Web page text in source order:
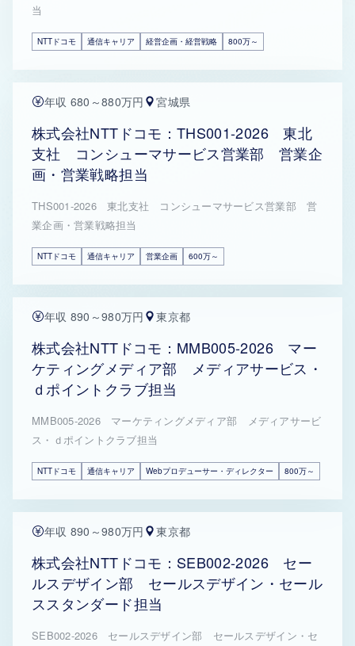
当
NTTドコモ 通信キャリア 経営企画・経営戦略 800万～
年収 680～880万円 宮城県
株式会社NTTドコモ：THS001-2026 東北
支社 コンシューマサービス営業部 営業企
画・営業戦略担当
THS001-2026 東北支社 コンシューマサービス営業部 営
業企画・営業戦略担当
NTTドコモ 通信キャリア 営業企画 600万～
年収 890～980万円 東京都
株式会社NTTドコモ：MMB005-2026 マー
ケティングメディア部 メディアサービス・
ｄポイントクラブ担当
MMB005-2026 マーケティングメディア部 メディアサービ
ス・ｄポイントクラブ担当
NTTドコモ 通信キャリア Webプロデューサー・ディレクター 800万～
年収 890～980万円 東京都
株式会社NTTドコモ：SEB002-2026 セー
ルスデザイン部 セールスデザイン・セール
ススタンダード担当
SEB002-2026 セールスデザイン部 セールスデザイン・セ